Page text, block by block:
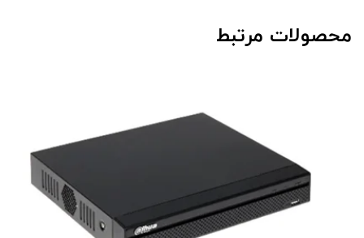
محصولات مرتبط